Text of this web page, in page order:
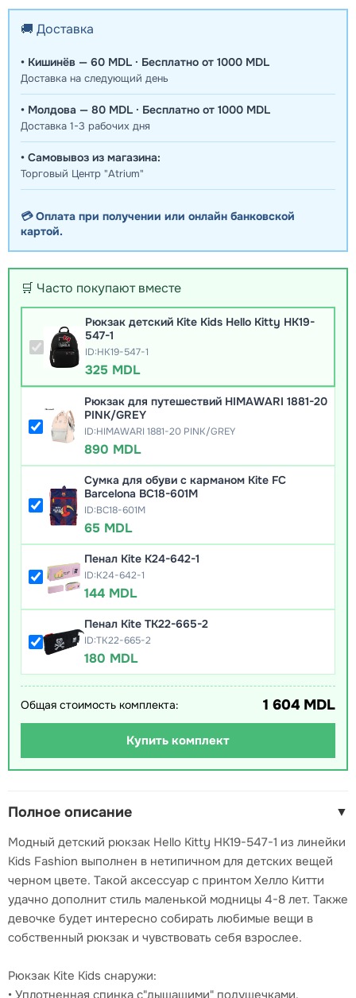
🚚 Доставка
• Кишинёв — 60 MDL · Бесплатно от 1000 MDL
Доставка на следующий день
• Молдова — 80 MDL · Бесплатно от 1000 MDL
Доставка 1-3 рабочих дня
• Самовывоз из магазина:
Торговый Центр "Atrium"
💳 Оплата при получении или онлайн банковской
картой.
🛒 Часто покупают вместе
Рюкзак детский Kite Kids Hello Kitty HK19-
547-1
ID:HK19-547-1
325 MDL
Рюкзак для путешествий HIMAWARI 1881-20
PINK/GREY
ID:HIMAWARI 1881-20 PINK/GREY
890 MDL
Сумка для обуви с карманом Kite FC
Barcelona BC18-601M
ID:BC18-601M
65 MDL
Пенал Kite K24-642-1
ID:K24-642-1
144 MDL
Пенал Kite TK22-665-2
ID:TK22-665-2
180 MDL
Общая стоимость комплекта: 1 604 MDL
Купить комплект
Полное описание ▼
Модный детский рюкзак Hello Kitty HK19-547-1 из линейки
Kids Fashion выполнен в нетипичном для детских вещей
черном цвете. Такой аксессуар с принтом Хелло Китти
удачно дополнит стиль маленькой модницы 4-8 лет. Также
девочке будет интересно собирать любимые вещи в
собственный рюкзак и чувствовать себя взрослее.
Рюкзак Kite Kids снаружи:
• Уплотненная спинка с"дышащими" подушечками.